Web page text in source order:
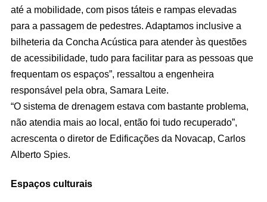
até a mobilidade, com pisos táteis e rampas elevadas
para a passagem de pedestres. Adaptamos inclusive a
bilheteria da Concha Acústica para atender às questões
de acessibilidade, tudo para facilitar para as pessoas que
frequentam os espaços”, ressaltou a engenheira
responsável pela obra, Samara Leite.
“O sistema de drenagem estava com bastante problema,
não atendia mais ao local, então foi tudo recuperado”,
acrescenta o diretor de Edificações da Novacap, Carlos
Alberto Spies.
Espaços culturais